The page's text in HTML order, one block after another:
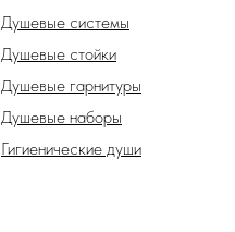
Душевые гарнитуры
Душевые системы
Гигиенические души
Душевые наборы
Душевые стойки